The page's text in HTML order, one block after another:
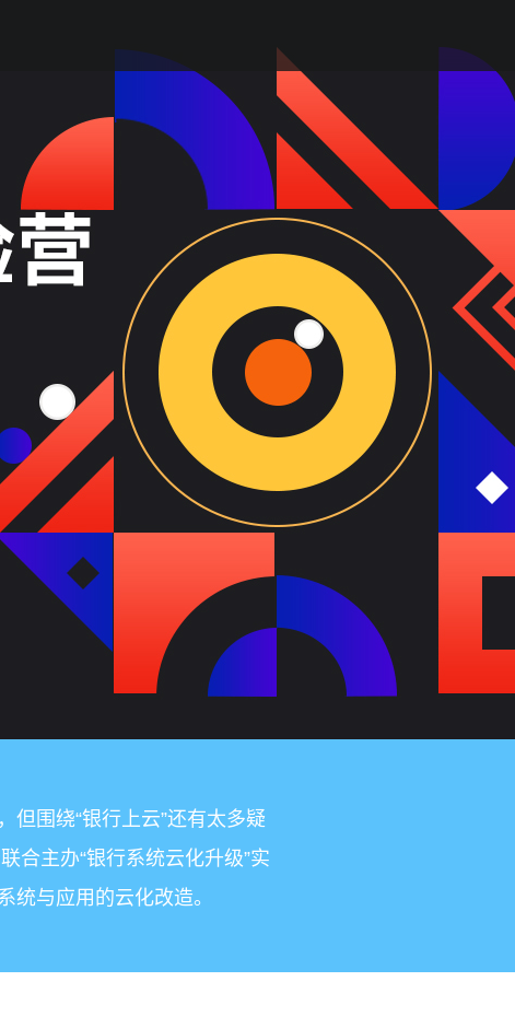
但围绕“银行上云”还有太多疑
合主办“银行系统云化升级”实
统与应用的云化改造。